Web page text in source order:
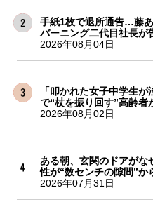
手紙1枚で退所通告…藤
バーニング二代目社長が
2026年08月04日
「叩かれた女子中学生
で“杖を振り回す”高齢者
2026年08月02日
ある朝、玄関のドアが
性が“数センチの隙間”か
2026年07月31日